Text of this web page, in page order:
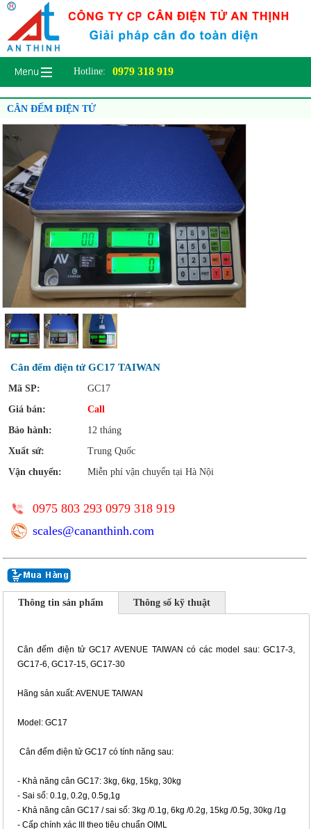
Hotline: 0979 318 919
CÂN ĐẾM ĐIỆN TỬ
Cân đếm điện tử GC17 TAIWAN
Mã SP:
GC17
Giá bán:
Call
Bảo hành:
12 tháng
Xuất sứ:
Trung Quốc
Vận chuyển:
Miễn phí vận chuyển tại Hà Nội
0975 803 293 0979 318 919
scales@cananthinh.com
Thông tin sản phẩm Thông số kỹ thuật
Cân đếm điện tử GC17 AVENUE TAIWAN có các model sau: GC17-3,
GC17-6, GC17-15, GC17-30
Hãng sản xuất: AVENUE TAIWAN
Model: GC17
Cân đếm điện tử GC17 có tính năng sau:
- Khả năng cân GC17: 3kg, 6kg, 15kg, 30kg
- Sai số: 0.1g, 0.2g, 0.5g,1g
- Khả năng cân GC17 / sai số: 3kg /0.1g, 6kg /0.2g, 15kg /0.5g, 30kg /1g
- Cấp chính xác III theo tiêu chuẩn OIML